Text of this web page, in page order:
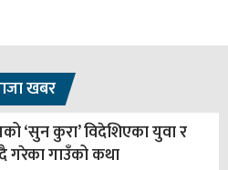
खबर
‘सुन कुरा’ विदेशिएका युवा र
गरेका गाउँको कथा